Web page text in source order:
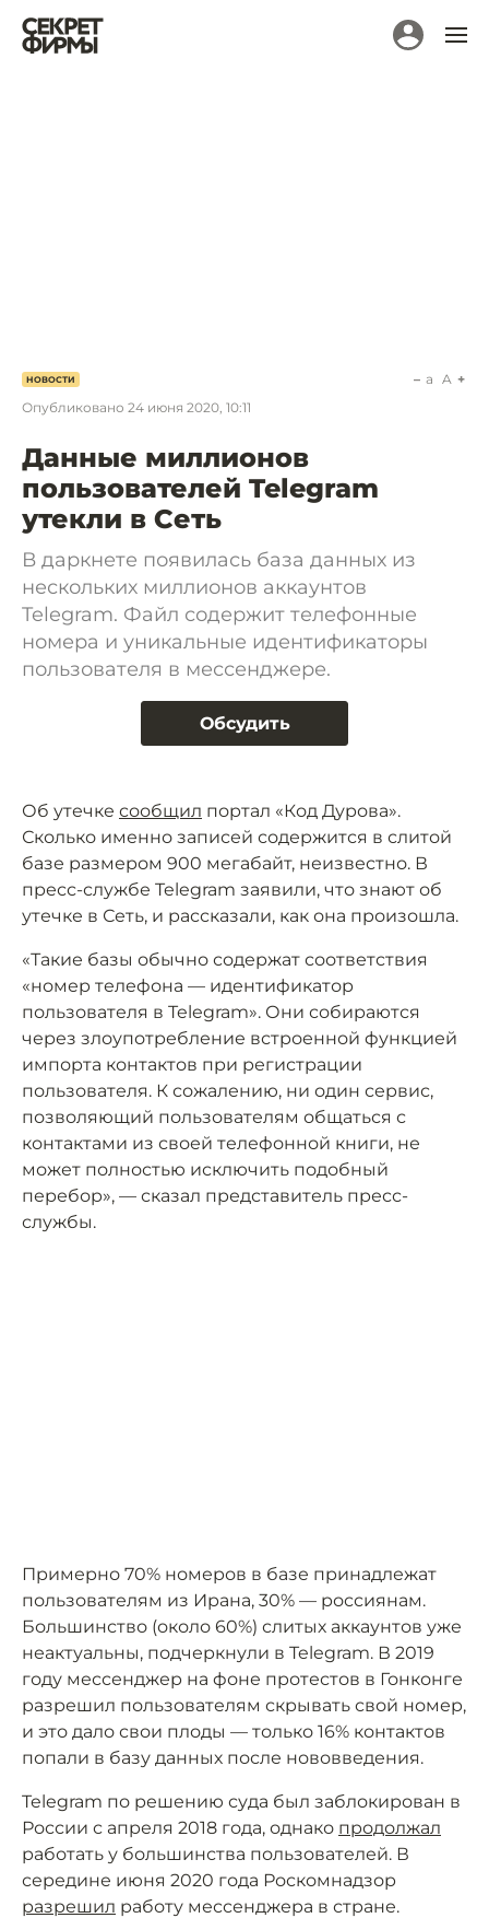
НОВОСТИ
Опубликовано 24 июня 2020, 10:11
a A
Данные миллионов
пользователей Telegram
утекли в Сеть
В даркнете появилась база данных из
нескольких миллионов аккаунтов
Telegram. Файл содержит телефонные
номера и уникальные идентификаторы
пользователя в мессенджере.
Обсудить
Об утечке сообщил портал «Код Дурова».
Сколько именно записей содержится в слитой
базе размером 900 мегабайт, неизвестно. В
пресс-службе Telegram заявили, что знают об
утечке в Сеть, и рассказали, как она произошла.
«Такие базы обычно содержат соответствия
«номер телефона — идентификатор
пользователя в Telegram». Они собираются
через злоупотребление встроенной функцией
импорта контактов при регистрации
пользователя. К сожалению, ни один сервис,
позволяющий пользователям общаться с
контактами из своей телефонной книги, не
может полностью исключить подобный
перебор», — сказал представитель пресс-
службы.
Примерно 70% номеров в базе принадлежат
пользователям из Ирана, 30% — россиянам.
Большинство (около 60%) слитых аккаунтов уже
неактуальны, подчеркнули в Telegram. В 2019
году мессенджер на фоне протестов в Гонконге
разрешил пользователям скрывать свой номер,
и это дало свои плоды — только 16% контактов
попали в базу данных после нововведения.
Telegram по решению суда был заблокирован в
России с апреля 2018 года, однако продолжал
работать у большинства пользователей. В
середине июня 2020 года Роскомнадзор
разрешил работу мессенджера в стране.